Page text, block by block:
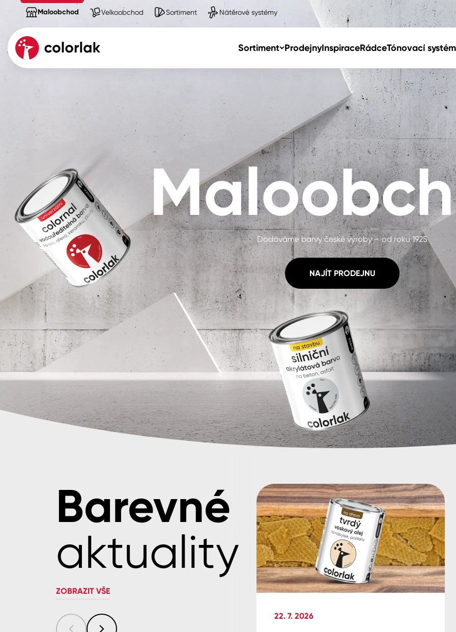
Maloobchod Velkoobchod Sortiment Nátěrové systémy
Sortiment ProdejnyInspiraceRádceTónovací
Dřevo
Beton, asfalt, minerální podklady
Plast, sklo, keramika
Fasády
Spreje
Ředidla, tužidla, čističe, technické
kapaliny
Dodáváme barvy české výroby – od roku 1925
NAJÍT PRODEJNU
Barevné
aktuality
ZOBRAZIT VŠE
22. 7. 2026